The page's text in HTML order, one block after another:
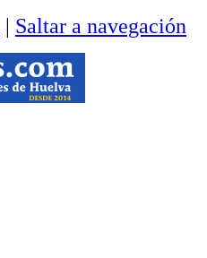
| Saltar a navegación